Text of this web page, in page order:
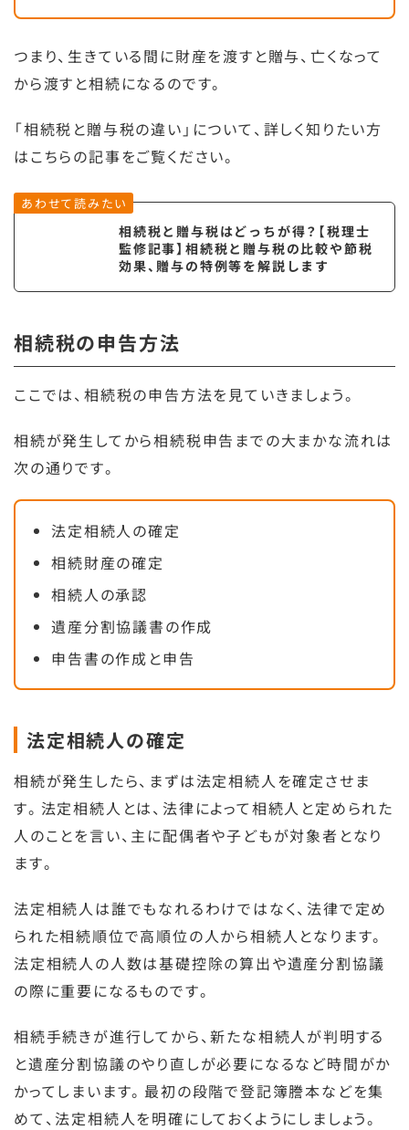
つまり、生きている間に財産を渡すと贈与、亡くなって
から渡すと相続になるのです。
「相続税と贈与税の違い」について、詳しく知りたい方
はこちらの記事をご覧ください。
あわせて読みたい
相続税と贈与税はどっちが得？【税理士
監修記事】相続税と贈与税の比較や節税
効果、贈与の特例等を解説します
相続税の申告方法
ここでは、相続税の申告方法を見ていきましょう。
相続が発生してから相続税申告までの大まかな流れは
次の通りです。
法定相続人の確定
相続財産の確定
相続人の承認
遺産分割協議書の作成
申告書の作成と申告
法定相続人の確定
相続が発生したら、まずは法定相続人を確定させま
す。法定相続人とは、法律によって相続人と定められた
人のことを言い、主に配偶者や子どもが対象者となり
ます。
法定相続人は誰でもなれるわけではなく、法律で定め
られた相続順位で高順位の人から相続人となります。
法定相続人の人数は基礎控除の算出や遺産分割協議
の際に重要になるものです。
相続手続きが進行してから、新たな相続人が判明する
と遺産分割協議のやり直しが必要になるなど時間がか
かってしまいます。最初の段階で登記簿謄本などを集
めて、法定相続人を明確にしておくようにしましょう。